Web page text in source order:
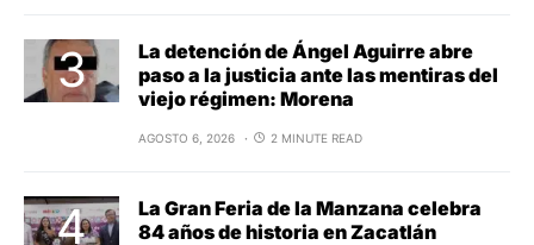
La detención de Ángel Aguirre abre
paso a la justicia ante las mentiras del
viejo régimen: Morena
AGOSTO 6, 2026 2 MINUTE READ
La Gran Feria de la Manzana celebra
84 años de historia en Zacatlán